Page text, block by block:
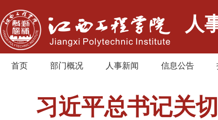
人
首页 部门概况 人事新闻 信息公告
习近平总书记关